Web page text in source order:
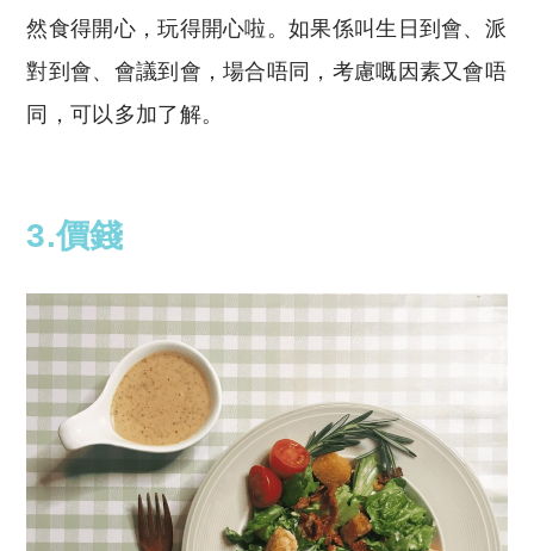
然食得開心，玩得開心啦。如果係叫生日到會、派
對到會、會議到會，場合唔同，考慮嘅因素又會唔
同，可以多加了解。
3.價錢